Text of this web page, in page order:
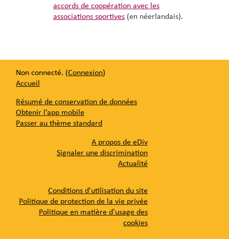
accords de coopération avec les
associations sportives (en néerlandais).
Non connecté. (Connexion)
Accueil
Résumé de conservation de données
Obtenir l’app mobile
Passer au thème standard
A propos de eDiv
Signaler une discrimination
Actualité
Conditions d'utilisation du site
Politique de protection de la vie privée
Politique en matière d'usage des
cookies